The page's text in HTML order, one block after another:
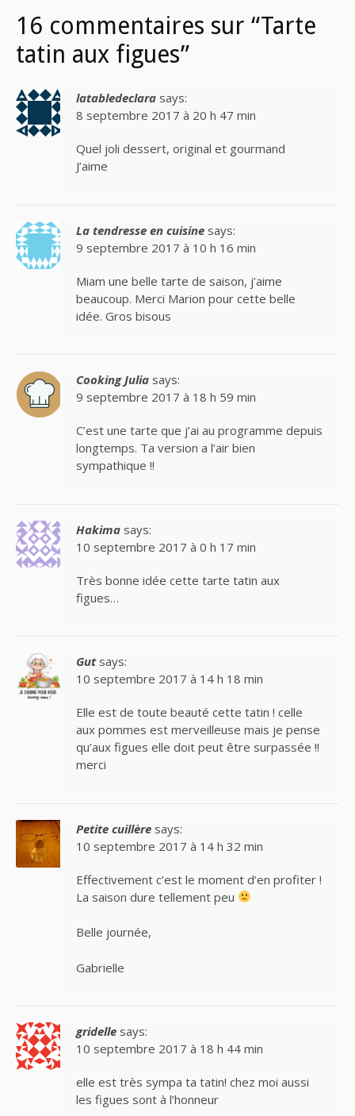
16 commentaires sur “Tarte
tatin aux figues”
latabledeclara says:
8 septembre 2017 à 20 h 47 min
Quel joli dessert, original et gourmand
J’aime
La tendresse en cuisine says:
9 septembre 2017 à 10 h 16 min
Miam une belle tarte de saison, j’aime
beaucoup. Merci Marion pour cette belle
idée. Gros bisous
Cooking Julia says:
9 septembre 2017 à 18 h 59 min
C’est une tarte que j’ai au programme depuis
longtemps. Ta version a l’air bien
sympathique !!
Hakima says:
10 septembre 2017 à 0 h 17 min
Très bonne idée cette tarte tatin aux
figues…
Gut says:
10 septembre 2017 à 14 h 18 min
Elle est de toute beauté cette tatin ! celle
aux pommes est merveilleuse mais je pense
qu’aux figues elle doit peut être surpassée !!
merci
Petite cuillère says:
10 septembre 2017 à 14 h 32 min
Effectivement c’est le moment d’en profiter !
La saison dure tellement peu
Belle journée,
Gabrielle
gridelle says:
10 septembre 2017 à 18 h 44 min
elle est très sympa ta tatin! chez moi aussi
les figues sont à l’honneur